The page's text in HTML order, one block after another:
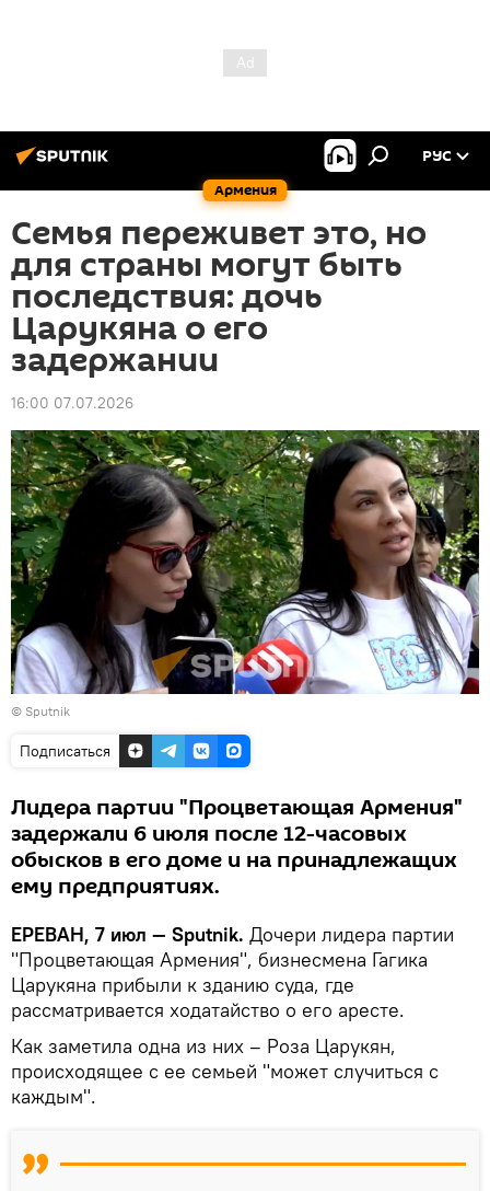
Армения
РУС
Семья переживет это, но
для страны могут быть
последствия: дочь
Царукяна о его
задержании
16:00 07.07.2026
© Sputnik
Подписаться
Лидера партии "Процветающая Армения"
задержали 6 июля после 12-часовых
обысков в его доме и на принадлежащих
ему предприятиях.
ЕРЕВАН, 7 июл — Sputnik. Дочери лидера партии
"Процветающая Армения", бизнесмена Гагика
Царукяна прибыли к зданию суда, где
рассматривается ходатайство о его аресте.
Как заметила одна из них – Роза Царукян,
происходящее с ее семьей "может случиться с
каждым".